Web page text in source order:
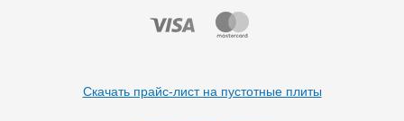
Скачать прайс-лист на пустотные плиты